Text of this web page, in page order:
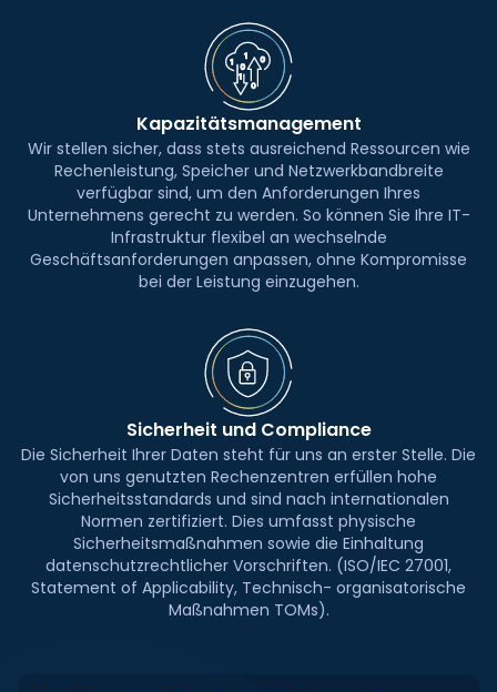
Kapazitätsmanagement
Wir stellen sicher, dass stets ausreichend Ressourcen wie
Rechenleistung, Speicher und Netzwerkbandbreite
verfügbar sind, um den Anforderungen Ihres
Unternehmens gerecht zu werden. So können Sie Ihre IT-
Infrastruktur flexibel an wechselnde
Geschäftsanforderungen anpassen, ohne Kompromisse
bei der Leistung einzugehen.
Sicherheit und Compliance
Die Sicherheit Ihrer Daten steht für uns an erster Stelle. Die
von uns genutzten Rechenzentren erfüllen hohe
Sicherheitsstandards und sind nach internationalen
Normen zertifiziert. Dies umfasst physische
Sicherheitsmaßnahmen sowie die Einhaltung
datenschutzrechtlicher Vorschriften. (ISO/IEC 27001,
Statement of Applicability, Technisch- organisatorische
Maßnahmen TOMs).